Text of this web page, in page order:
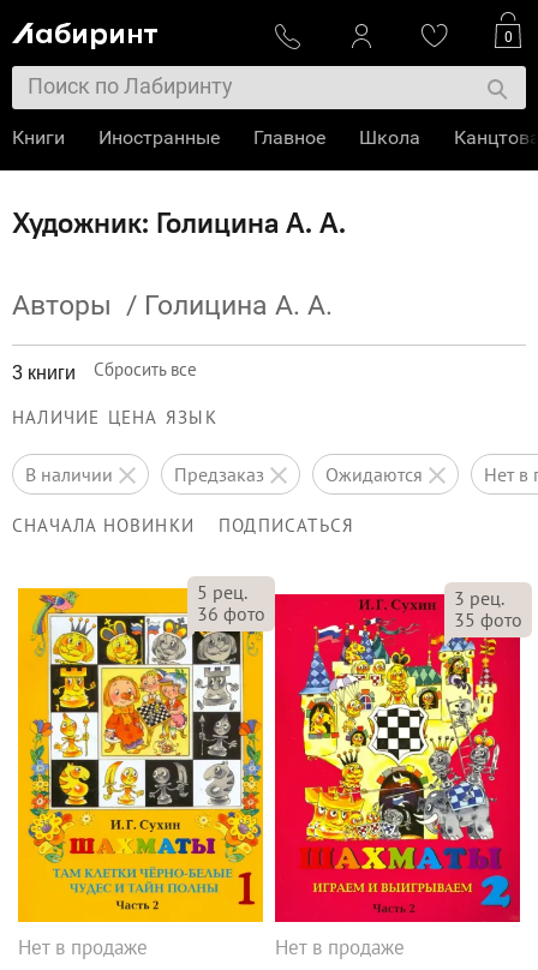
Художник: Голицина А. А.
Авторы / Голицина А. А.
3 книги Сбросить все
НАЛИЧИЕ ЦЕНА ЯЗЫК
в наличии предзаказ ожидаются нет
СНАЧАЛА НОВИНКИ ПОДПИСАТЬСЯ
5 рец.
36 фото
Нет в продаже
3 рец.
35 фото
Нет в продаже
0
Книги Иностранные Главное Школа